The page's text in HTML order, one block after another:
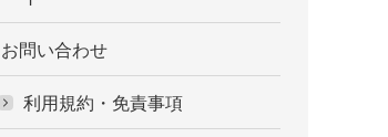
お問い合わせ
利用規約・免責事項